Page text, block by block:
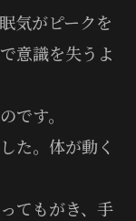
気がピークを
意識を失うよ
です。
た。体が動く
てもがき、手